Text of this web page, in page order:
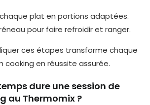
plat en portions adaptées.
pour faire refroidir et ranger.
ces étapes transforme chaque
cooking en réussite assurée.
dure une session de
au Thermomix ?